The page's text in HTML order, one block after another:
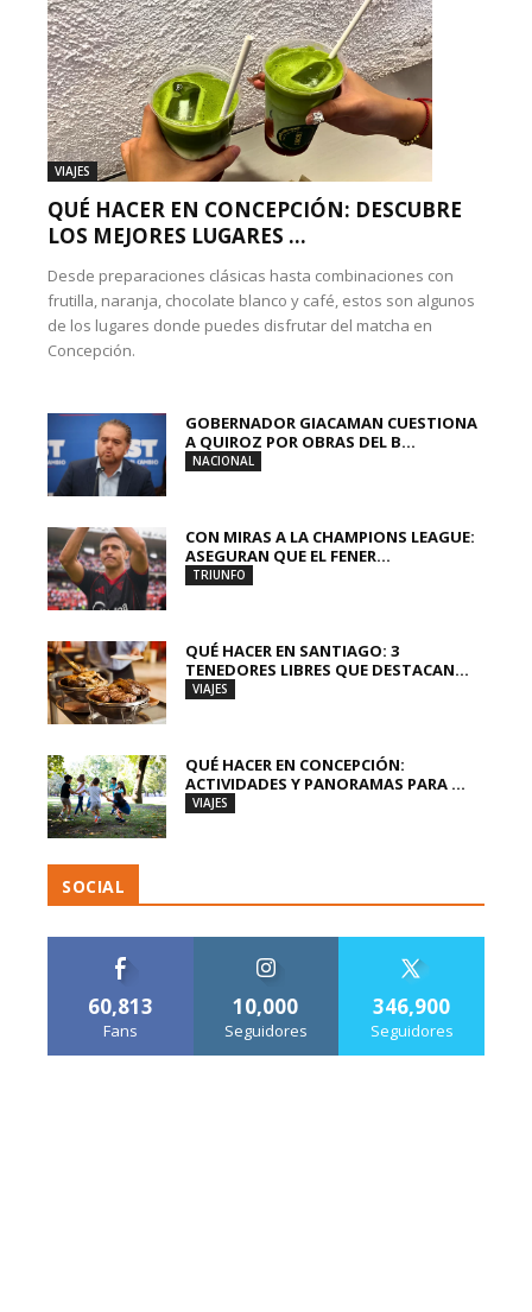
VIAJES
QUÉ HACER EN CONCEPCIÓN: DESCUBRE
LOS MEJORES LUGARES ...
Desde preparaciones clásicas hasta combinaciones con
frutilla, naranja, chocolate blanco y café, estos son algunos
de los lugares donde puedes disfrutar del matcha en
Concepción.
GOBERNADOR GIACAMAN CUESTIONA
A QUIROZ POR OBRAS DEL B...
NACIONAL
CON MIRAS A LA CHAMPIONS LEAGUE:
ASEGURAN QUE EL FENER...
TRIUNFO
QUÉ HACER EN SANTIAGO: 3
TENEDORES LIBRES QUE DESTACAN...
VIAJES
QUÉ HACER EN CONCEPCIÓN:
ACTIVIDADES Y PANORAMAS PARA ...
VIAJES
SOCIAL
60,813
Fans
10,000
Seguidores
346,900
Seguidores